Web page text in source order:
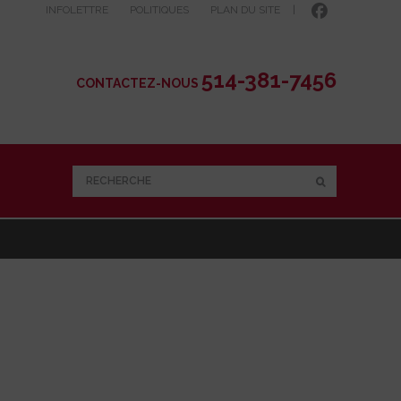
INFOLETTRE POLITIQUES PLAN DU SITE
CONTACTEZ-NOUS 514-381-7456
RECHERCHE